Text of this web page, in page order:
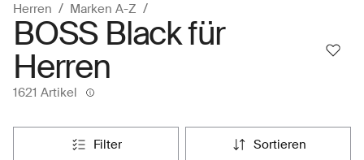
Herren Marken A-Z
BOSS Black für
Herren
1621 Artikel
filter sortieren